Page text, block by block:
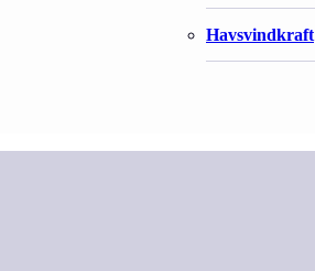
Havsvindkraft
linkki
Lausunto – Lausuntopalvelu